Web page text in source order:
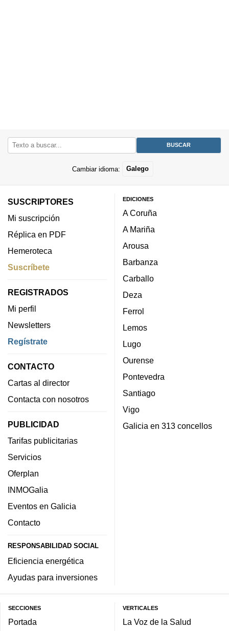
Cambiar idioma: Galego
SUSCRIPTORES
Mi suscripción
Réplica en PDF
Hemeroteca
Suscríbete
REGISTRADOS
Mi perfil
Newsletters
Regístrate
CONTACTO
Cartas al director
Contacta con nosotros
PUBLICIDAD
Tarifas publicitarias
Servicios
Oferplan
INMOGalia
Eventos en Galicia
Contacto
RESPONSABILIDAD SOCIAL
Eficiencia energética
Ayudas para inversiones
EDICIONES
A Coruña
A Mariña
Arousa
Barbanza
Carballo
Deza
Ferrol
Lemos
Lugo
Ourense
Pontevedra
Santiago
Vigo
Galicia en 313 concellos
SECCIONES
Portada
VERTICALES
La Voz de la Salud